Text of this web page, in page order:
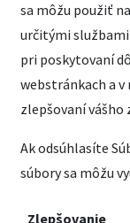
sa môžu použiť
určitými službami
pri poskytovaní
webstránkach a
zlepšovaní vášho
Ak odsúhlasíte
súbory sa môžu
Zlepšovanie